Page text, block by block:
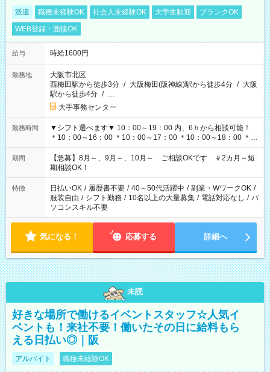
派遣 職種未経験OK 社会人未経験OK 大学生歓迎
ブランクOK
WEB登録・面接OK
給与 時給1600円
勤務地
大阪市北区
西梅田駅から徒歩3分 / 大阪梅田(阪神線)駅から徒歩4分 / 大阪
駅から徒歩4分 / …
大手事務センター
勤務時間
▼シフト選べます▼ 10：00～19：00 内、6ｈから相談可能！
＊10：00～16：00 ＊10：00～17：00 ＊10：00～18：00 ＊
11：00～19：00 ＊12：00～19：00 ＊13：00～19：00
期間
【急募】8月～、9月～、10月～ ご相談OKです ＃2カ月～短
期相談OK！
特徴 日払いOK / 履歴書不要 / 40～50代活躍中 / 副業・WワークOK /
服装自由 / シフト勤務 / 10名以上の大量募集 / 電話対応なし / パ
ソコンスキル不要
気になる！ 応募する 詳細へ
未読
好きな場所で働けるイベントスタッフ☆人気イ
ベントも！来社不要！働いたその日に給料もら
える日払い◎｜阪
アルバイト 職種未経験OK